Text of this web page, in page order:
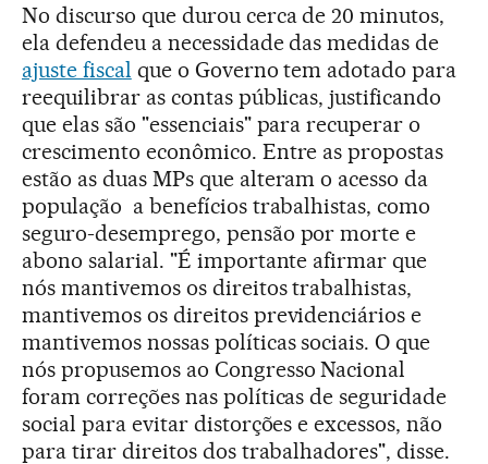
No discurso que durou cerca de 20 minutos,
ela defendeu a necessidade das medidas de
ajuste fiscal que o Governo tem adotado para
reequilibrar as contas públicas, justificando
que elas são "essenciais" para recuperar o
crescimento econômico. Entre as propostas
estão as duas MPs que alteram o acesso da
população a benefícios trabalhistas, como
seguro-desemprego, pensão por morte e
abono salarial. "É importante afirmar que
nós mantivemos os direitos trabalhistas,
mantivemos os direitos previdenciários e
mantivemos nossas políticas sociais. O que
nós propusemos ao Congresso Nacional
foram correções nas políticas de seguridade
social para evitar distorções e excessos, não
para tirar direitos dos trabalhadores", disse.